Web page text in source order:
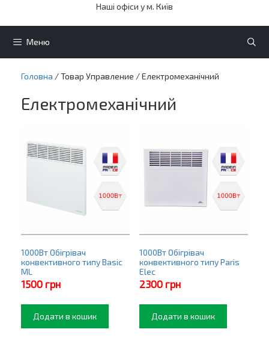
Наші офіси у м. Київ
Меню
Головна / Товар Управление / Електромеханічний
Електромеханічний
1000Вт Обігрівач
конвективного типу Basic
ML
1500 грн
Додати в кошик
1000Вт Обігрівач
конвективного типу Paris
Elec
2300 грн
Додати в кошик